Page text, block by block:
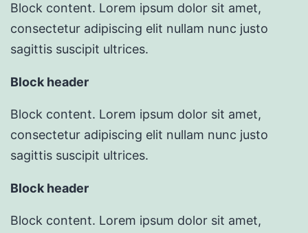
Block content. Lorem ipsum dolor sit amet,
consectetur adipiscing elit nullam nunc justo
sagittis suscipit ultrices.
Block header
Block content. Lorem ipsum dolor sit amet,
consectetur adipiscing elit nullam nunc justo
sagittis suscipit ultrices.
Block header
Block content. Lorem ipsum dolor sit amet,